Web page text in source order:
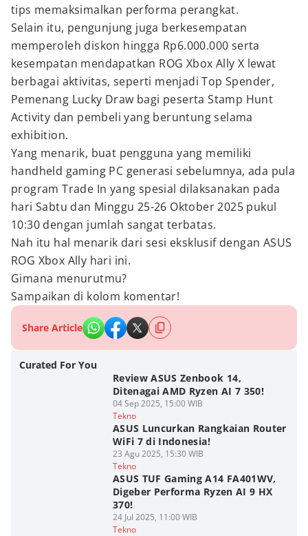
tips memaksimalkan performa perangkat.
Selain itu, pengunjung juga berkesempatan
memperoleh diskon hingga Rp6.000.000 serta
kesempatan mendapatkan ROG Xbox Ally X lewat
berbagai aktivitas, seperti menjadi Top Spender,
Pemenang Lucky Draw bagi peserta Stamp Hunt
Activity dan pembeli yang beruntung selama
exhibition.
Yang menarik, buat pengguna yang memiliki
handheld gaming PC generasi sebelumnya, ada pula
program Trade In yang spesial dilaksanakan pada
hari Sabtu dan Minggu 25-26 Oktober 2025 pukul
10:30 dengan jumlah sangat terbatas.
Nah itu hal menarik dari sesi eksklusif dengan ASUS
ROG Xbox Ally hari ini.
Gimana menurutmu?
Sampaikan di kolom komentar!
Share Article
Curated For You
Review ASUS Zenbook 14,
Ditenagai AMD Ryzen AI 7 350!
04 Sep 2025, 15:00 WIB
Tekno
ASUS Luncurkan Rangkaian Router
WiFi 7 di Indonesia!
23 Agu 2025, 15:30 WIB
Tekno
ASUS TUF Gaming A14 FA401WV,
Digeber Performa Ryzen AI 9 HX
370!
24 Jul 2025, 11:00 WIB
Tekno